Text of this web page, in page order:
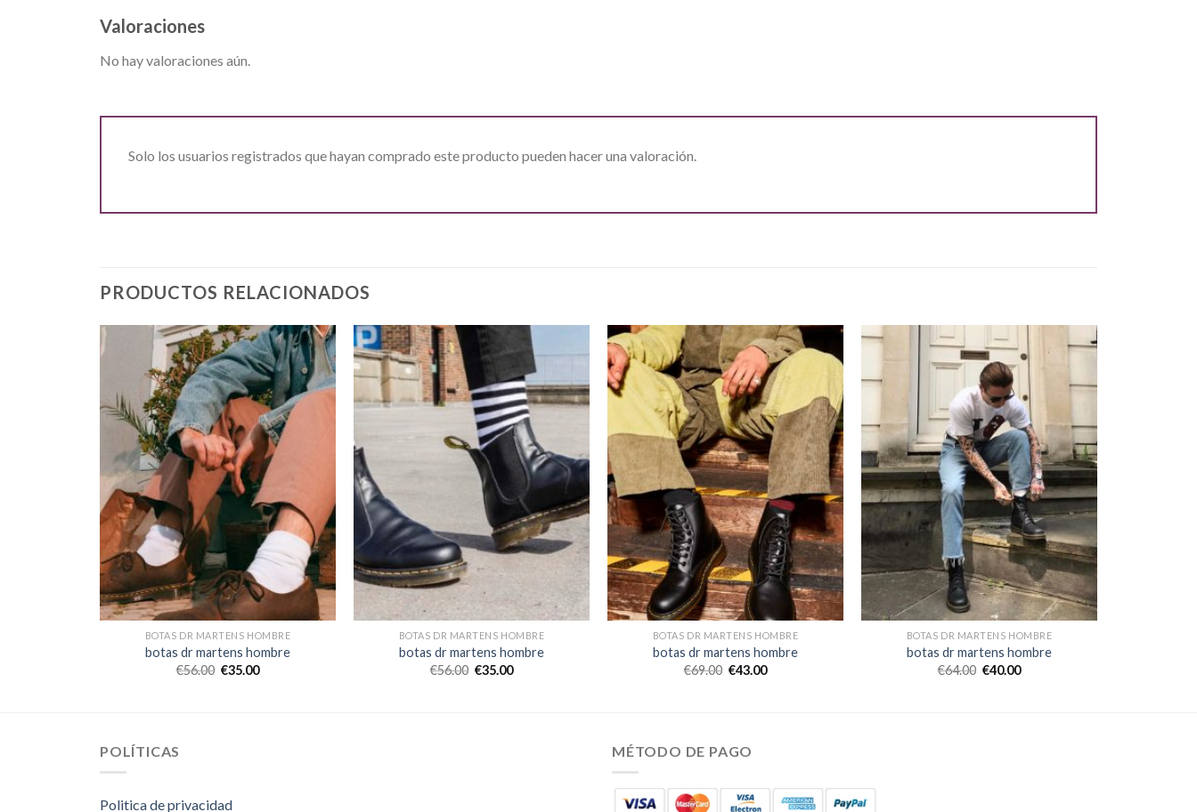
Valoraciones
No hay valoraciones aún.
Solo los usuarios registrados que hayan comprado este producto pueden hacer una valoración.
PRODUCTOS RELACIONADOS
BOTAS DR MARTENS HOMBRE
botas dr martens hombre
€56.00 €35.00
BOTAS DR MARTENS HOMBRE
botas dr martens hombre
€56.00 €35.00
BOTAS DR MARTENS HOMBRE
botas dr martens hombre
€69.00 €43.00
BOTAS DR MARTENS HOMBRE
botas dr martens hombre
€64.00 €40.00
POLÍTICAS
Politica de privacidad
MÉTODO DE PAGO